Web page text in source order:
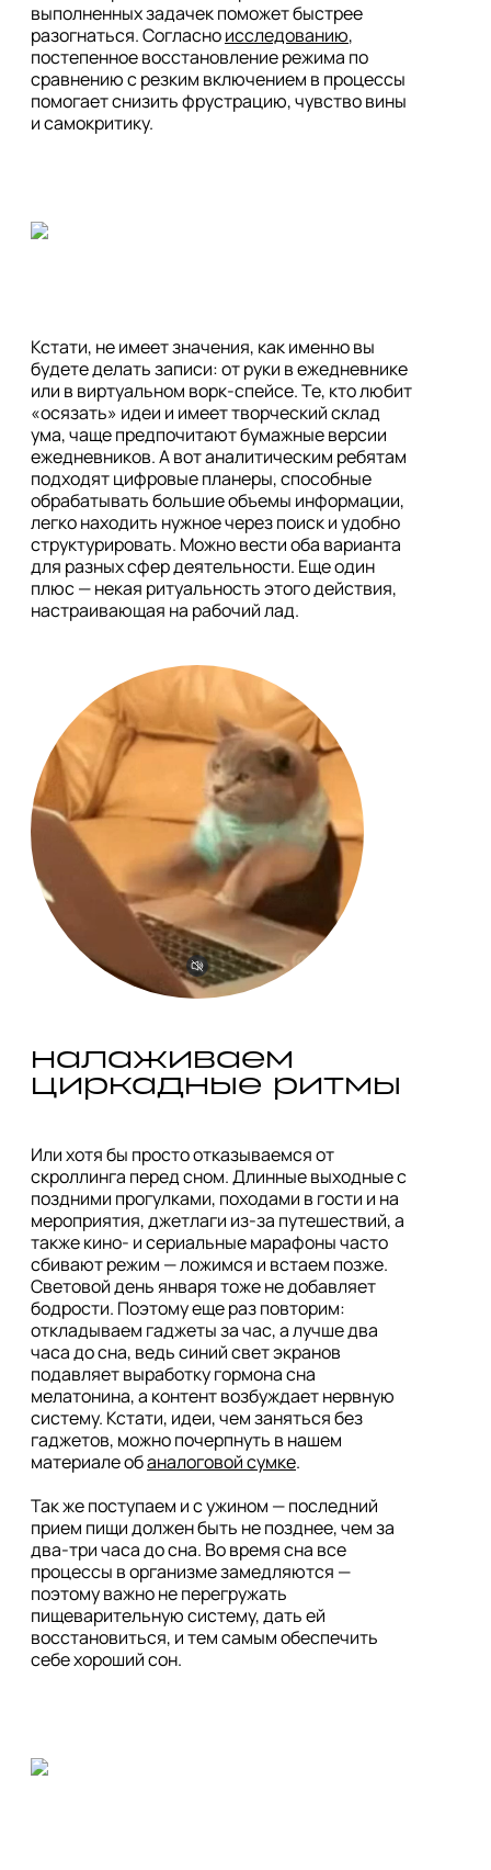
выполненных задачек поможет быстрее
разогнаться. Согласно исследованию,
постепенное восстановление режима по
сравнению с резким включением в процессы
помогает снизить фрустрацию, чувство вины
Кстати, не имеет значения, как именно вы
будете делать записи: от руки в ежедневнике
или в виртуальном ворк-спейсе. Те, кто любит
«осязать» идеи и имеет творческий склад
ума, чаще предпочитают бумажные версии
ежедневников. А вот аналитическим ребятам
подходят цифровые планеры, способные
обрабатывать большие объемы информации,
легко находить нужное через поиск и удобно
структурировать. Можно вести оба варианта
для разных сфер деятельности. Еще один
плюс — некая ритуальность этого действия,
налаживаем
Или хотя бы просто отказываемся от
скроллинга перед сном. Длинные выходные с
поздними прогулками, походами в гости и на
мероприятия, джетлаги из-за путешествий, а
также кино- и сериальные марафоны часто
сбивают режим — ложимся и встаем позже.
Световой день января тоже не добавляет
бодрости. Поэтому еще раз повторим:
откладываем гаджеты за час, а лучше два
часа до сна, ведь синий свет экранов
подавляет выработку гормона сна
мелатонина, а контент возбуждает нервную
систему. Кстати, идеи, чем заняться без
гаджетов, можно почерпнуть в нашем
материале об аналоговой сумке.
Так же поступаем и с ужином — последний
прием пищи должен быть не позднее, чем за
два-три часа до сна. Во время сна все
процессы в организме замедляются —
поэтому важно не перегружать
пищеварительную систему, дать ей
восстановиться, и тем самым обеспечить